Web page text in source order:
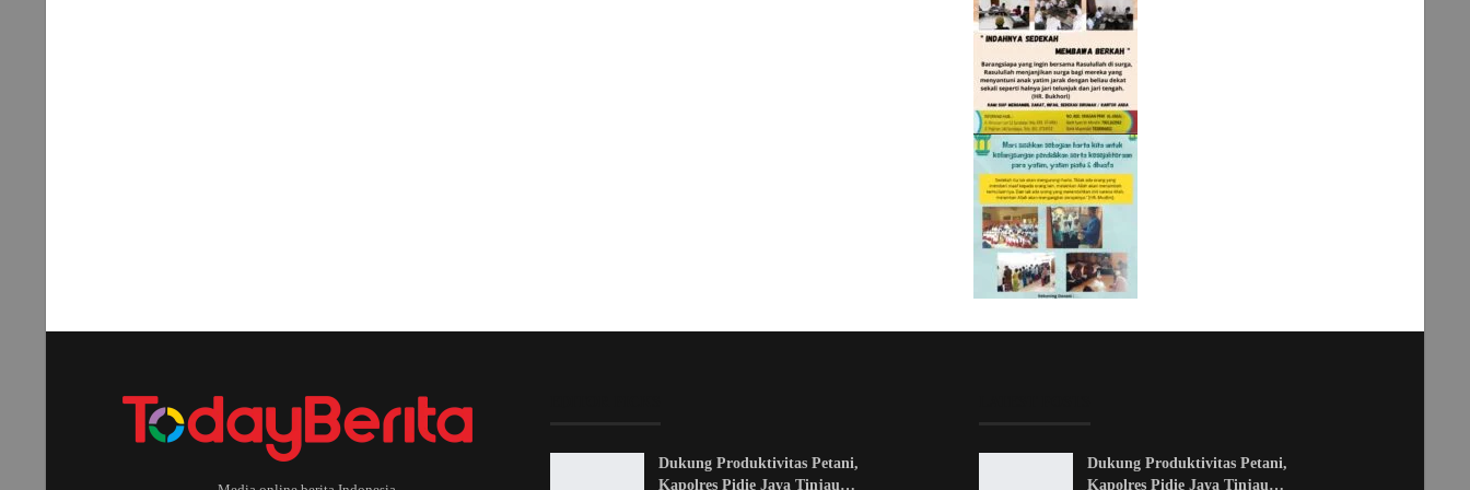
Dukung Produktivitas Petani,
Kapolres Pidie Jaya Tinjau…
Dukung Produktivitas Petani,
Kapolres Pidie Jaya Tinjau…